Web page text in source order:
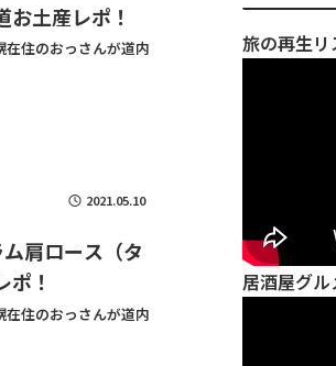
土産レポ！
在住のおっさんが道内
2021.05.10
肩ロース（タ
！
在住のおっさんが道内
旅の再生リ
居酒屋グ